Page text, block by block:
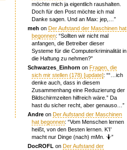
möchte mich ja eigentlich raushalten.
Doch für den Post möchte ich mal
Danke sagen. Und an Max: jep,… ”
meh onDer Aufstand der Maschinen hat
begonnen: “Sollten wir nicht mal
anfangen, die Betreiber dieser
Systeme für die Computerkriminalität in
die Haftung zu nehmen?”
Schwarzes_Einhorn onFragen, die
sich mir stellen (178) [update]: ““…ich
denke auch, dass in diesem
Zusammenhang eine Reduzierung der
Bildschirmzeiten hilfreich wäre.” Da
hast du sicher recht, aber genauso… ”
Andre onDer Aufstand der Maschinen
hat begonnen: “Vom Menschen lernen
heißt, von den Besten lernen. K’I’
macht nur Dinge (nach) mMn. 🤷”
DocROFL onDer Aufstand der